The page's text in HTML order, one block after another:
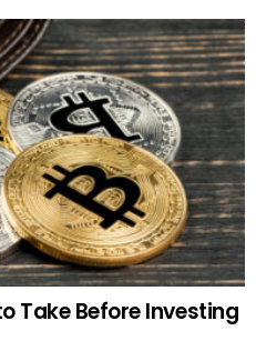
Take Before Investing